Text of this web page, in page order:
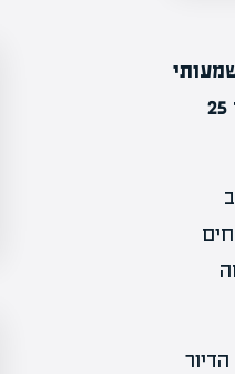
בעיר נתיבות. מדובר בתוכנית רחבת היקף הכוללת כ-1,750 יחידות דיור במבנים בני 10 עד 25